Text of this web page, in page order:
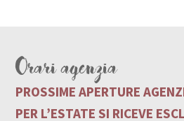
Orari agenzia
PROSSIME APERTURE
PER L’ESTATE SI RICEVE